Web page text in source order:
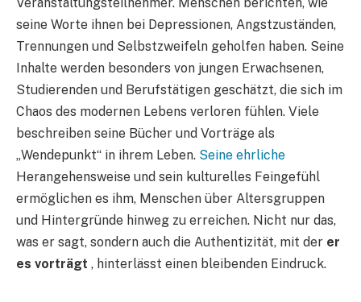
Veranstaltungsteilnehmer. Menschen berichten, wie
seine Worte ihnen bei Depressionen, Angstzuständen,
Trennungen und Selbstzweifeln geholfen haben. Seine
Inhalte werden besonders von jungen Erwachsenen,
Studierenden und Berufstätigen geschätzt, die sich im
Chaos des modernen Lebens verloren fühlen. Viele
beschreiben seine Bücher und Vorträge als
„Wendepunkt“ in ihrem Leben. Seine ehrliche
Herangehensweise und sein kulturelles Feingefühl
ermöglichen es ihm, Menschen über Altersgruppen
und Hintergründe hinweg zu erreichen. Nicht nur das,
was er sagt, sondern auch die Authentizität, mit der er
es vorträgt , hinterlässt einen bleibenden Eindruck.